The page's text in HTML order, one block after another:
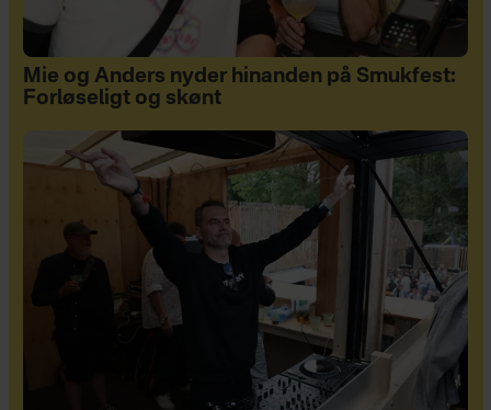
Mie og Anders nyder hinanden på Smukfest:
Forløseligt og skønt